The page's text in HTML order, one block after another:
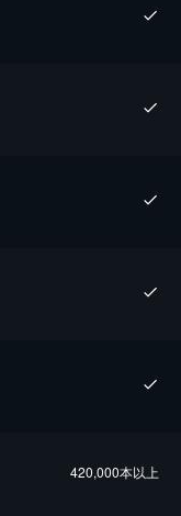
420,000本以上